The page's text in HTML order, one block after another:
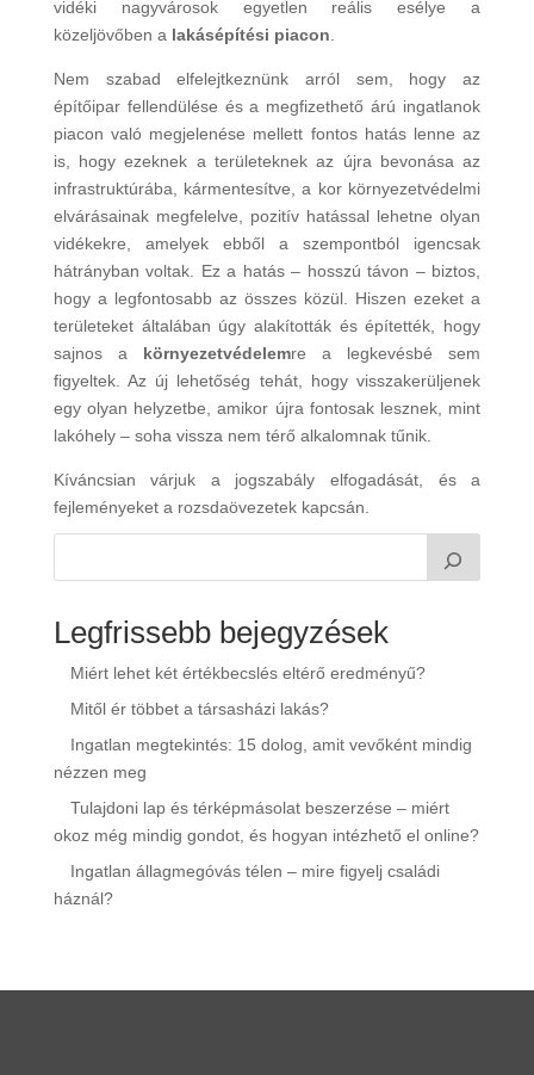
vidéki nagyvárosok egyetlen reális esélye a
közeljövőben a lakásépítési piacon
Nem szabad elfelejtkeznünk arról sem, hogy az
építőipar fellendülése és a megfizethető árú ingatlanok
piacon való megjelenése mellett fontos hatás lenne az
is, hogy ezeknek a területeknek az újra bevonása az
infrastruktúrába, kármentesítve, a kor környezetvédelmi
elvárásainak megfelelve, pozitív hatással lehetne olyan
vidékekre, amelyek ebből a szempontból igencsak
hátrányban voltak. Ez a hatás – hosszú távon – biztos,
hogy a legfontosabb az összes közül. Hiszen ezeket a
területeket általában úgy alakították és építették, hogy
sajnos a környezetvédelemre a legkevésbé sem
figyeltek. Az új lehetőség tehát, hogy visszakerüljenek
egy olyan helyzetbe, amikor újra fontosak lesznek, mint
lakóhely – soha vissza nem térő alkalomnak tűnik.
Kíváncsian várjuk a jogszabály elfogadását, és a
fejleményeket a rozsdaövezetek kapcsán.
Legfrissebb bejegyzések
Miért lehet két értékbecslés eltérő eredményű?
Mitől ér többet a társasházi lakás?
Ingatlan megtekintés: 15 dolog, amit vevőként mindig
nézzen meg
Tulajdoni lap és térképmásolat beszerzése – miért
okoz még mindig gondot, és hogyan intézhető el online?
Ingatlan állagmegóvás télen – mire figyelj családi
háznál?